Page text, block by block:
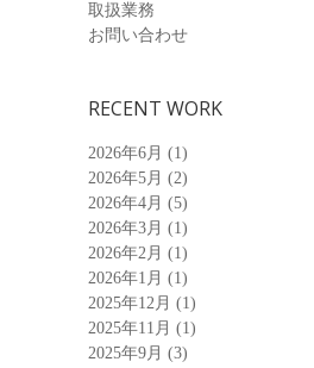
取扱業務
お問い合わせ
RECENT WORK
2026年6月 (1)
2026年5月 (2)
2026年4月 (5)
2026年3月 (1)
2026年2月 (1)
2026年1月 (1)
2025年12月 (1)
2025年11月 (1)
2025年9月 (3)